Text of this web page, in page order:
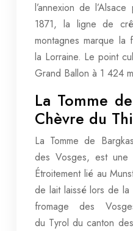
l’annexion de
1871, la ligne de
montagnes marque la
la Lorraine. Le point
Grand Ballon à 1 424
La Tomme
Chèvre du
La Tomme de
des Vosges, est une
Étroitement lié au
de lait laissé lors de
fromage des
du Tyrol du canton